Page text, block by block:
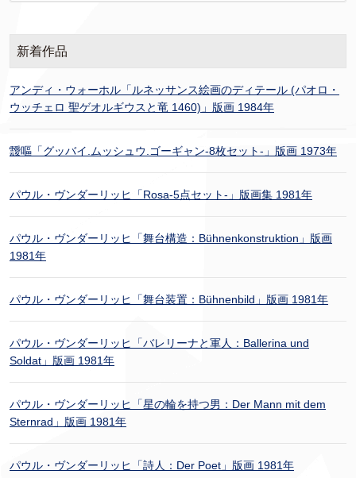
新着作品
アンディ・ウォーホル「ルネッサンス絵画のディテール (パオロ・
ウッチェロ 聖ゲオルギウスと竜 1460)」版画 1984年
靉嘔「グッバイ.ムッシュウ.ゴーギャン-8枚セット-」版画 1973年
パウル・ヴンダーリッヒ「Rosa-5点セット-」版画集 1981年
パウル・ヴンダーリッヒ「舞台構造：Bühnenkonstruktion」版画
1981年
パウル・ヴンダーリッヒ「舞台装置：Bühnenbild」版画 1981年
パウル・ヴンダーリッヒ「バレリーナと軍人：Ballerina und
Soldat」版画 1981年
パウル・ヴンダーリッヒ「星の輪を持つ男：Der Mann mit dem
Sternrad」版画 1981年
パウル・ヴンダーリッヒ「詩人：Der Poet」版画 1981年